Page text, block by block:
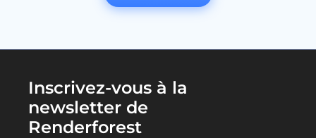
Inscrivez-vous à la
newsletter de
Renderforest